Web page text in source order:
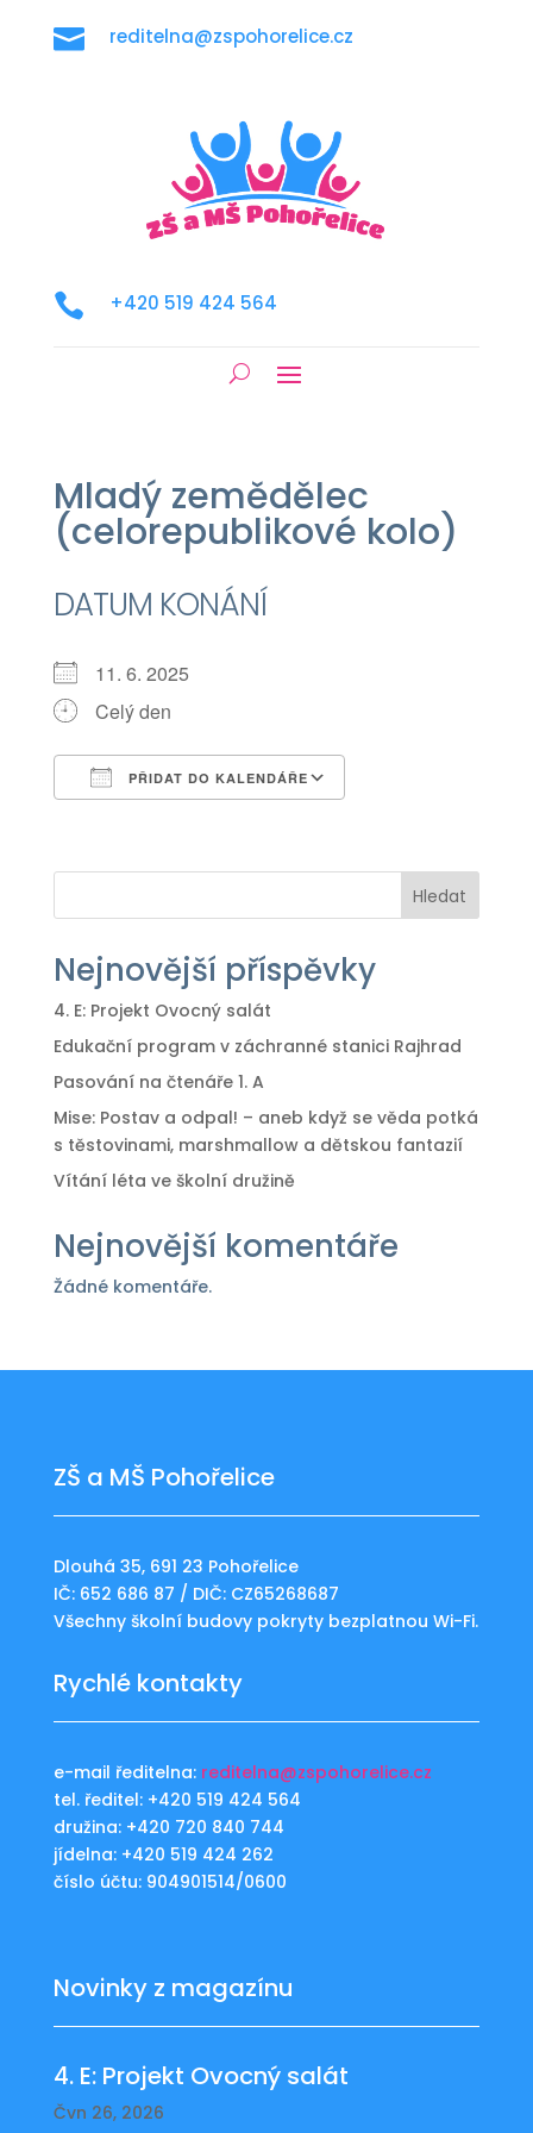
 reditelna@zspohorelice.cz
 +420 519 424 564
Mladý zemědělec
(celorepublikové kolo)
DATUM KONÁNÍ
11. 6. 2025
Celý den
PŘIDAT DO KALENDÁŘE
Hledat
Nejnovější příspěvky
4. E: Projekt Ovocný salát
Edukační program v záchranné stanici Rajhrad
Pasování na čtenáře 1. A
Mise: Postav a odpal! – aneb když se věda potká
s těstovinami, marshmallow a dětskou fantazií
Vítání léta ve školní družině
Nejnovější komentáře
Žádné komentáře.
ZŠ a MŠ Pohořelice
Dlouhá 35, 691 23 Pohořelice
IČ: 652 686 87 / DIČ: CZ65268687
Všechny školní budovy pokryty bezplatnou Wi-Fi.
Rychlé kontakty
e-mail ředitelna: reditelna@zspohorelice.cz
tel. ředitel: +420 519 424 564
družina: +420 720 840 744
jídelna: +420 519 424 262
číslo účtu: 904901514/0600
Novinky z magazínu
4. E: Projekt Ovocný salát
Čvn 26, 2026